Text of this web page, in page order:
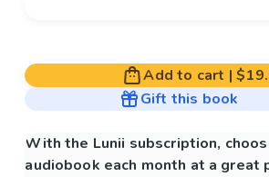
Add to cart |
Gift this book
With the Lunii subscription,
audiobook each month at a great